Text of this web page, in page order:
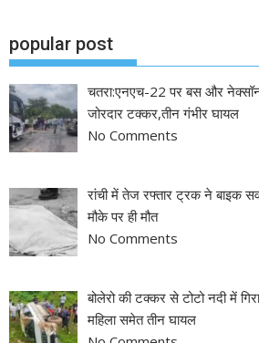
popular post
चतरा:एनएच-22 पर बस और
जोरदार टक्कर,तीन गंभीर घायल
No Comments
रांची में तेज रफ्तार ट्रक ने बाइक
मौके पर ही मौत
No Comments
बोलेरो की टक्कर से टोटो नदी में
महिला समेत तीन घायल